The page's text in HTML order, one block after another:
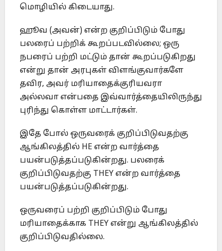
மொழியில் கிடையாது.
ஹூவ (அவன்) என்ற குறிப்பிடும் போது
பலரைப் பற்றிக் கூறப்படவில்லை; ஒரு
நபரைப் பற்றி மட்டும் தான் கூறப்படுகிறது
என்று தான் அரபுகள் விளங்குவார்களே
தவிர, அவர் மரியாதைக்குரியவரா
அல்லவா என்பதை இவ்வார்த்தையிலிருந்து
புரிந்து கொள்ள மாட்டார்கள்.
இதே போல் ஒருவரைக் குறிப்பிடுவதற்கு
ஆங்கிலத்தில் HE என்ற வார்த்தை
பயன்படுத்தப்படுகின்றது. பலரைக்
குறிப்பிடுவதற்கு THEY என்ற வார்த்தை
பயன்படுத்தப்படுகின்றது.
ஒருவரைப் பற்றி குறிப்பிடும் போது
மரியாதைக்காக THEY என்று ஆங்கிலத்தில்
குறிப்பிடுவதில்லை.